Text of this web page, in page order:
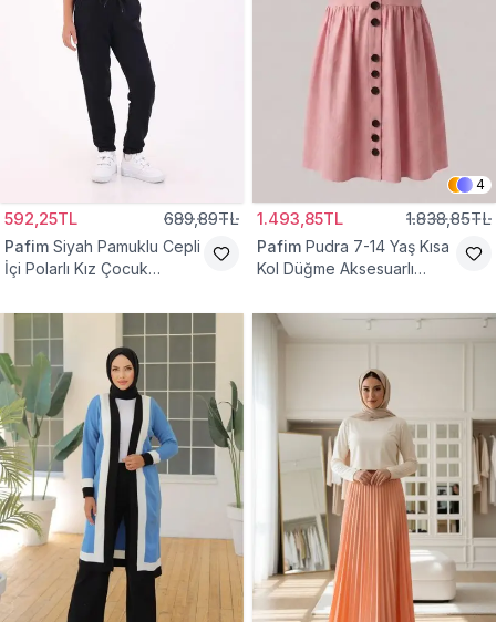
592,25TL 689,89TL
Pafim Siyah Pamuklu Cepli
İçi Polarlı Kız Çocuk
4
1.493,85TL 1.838,85TL
Pafim Pudra 7-14 Yaş Kısa
Kol Düğme Aksesuarlı